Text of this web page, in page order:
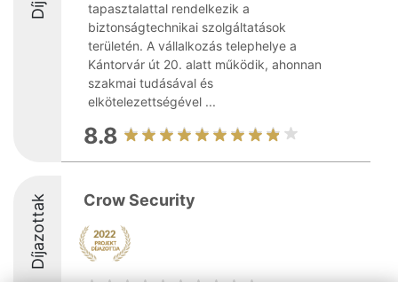
tapasztalattal rendelkezik a
biztonságtechnikai szolgáltatások
területén. A vállalkozás telephelye a
Kántorvár út 20. alatt működik, ahonnan
szakmai tudásával és
elkötelezettségével ...
8.8
Díjazottak Crow Security